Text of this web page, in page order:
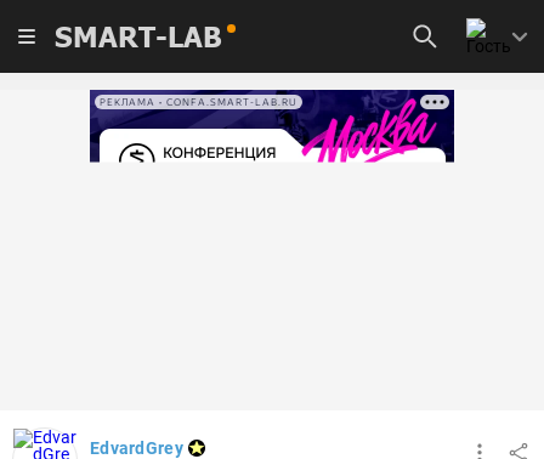
SMART-LAB
РЕКЛАМА • CONFA.SMART-LAB.RU
EdvardGrey